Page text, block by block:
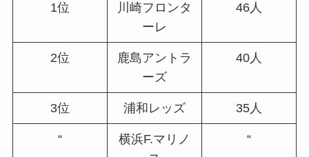
1位
川崎フロンタ
ーレ
46人
2位
鹿島アントラ
ーズ
40人
3位 浦和レッズ 35人
“
横浜F.マリノ
“